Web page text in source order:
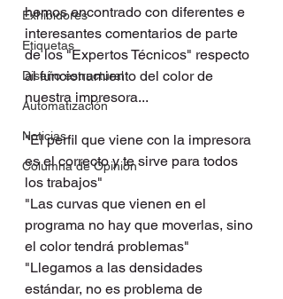
Exhibidores
Etiquetas
Diseño estructural
Automatización
Noticias
Columna de Opinión
hemos encontrado con diferentes e
interesantes comentarios de parte
de los "Expertos Técnicos" respecto
al funcionamiento del color de
nuestra impresora...
"El perfil que viene con la impresora
es el correcto y te sirve para todos
los trabajos"
"Las curvas que vienen en el
programa no hay que moverlas, sino
el color tendrá problemas"
"Llegamos a las densidades
estándar, no es problema de